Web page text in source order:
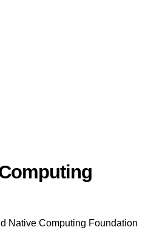
Native Computing Foundation